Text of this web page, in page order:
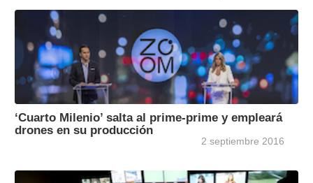
‘Cuarto Milenio’ salta al prime-prime y empleará
drones en su producción
2 septiembre 2016